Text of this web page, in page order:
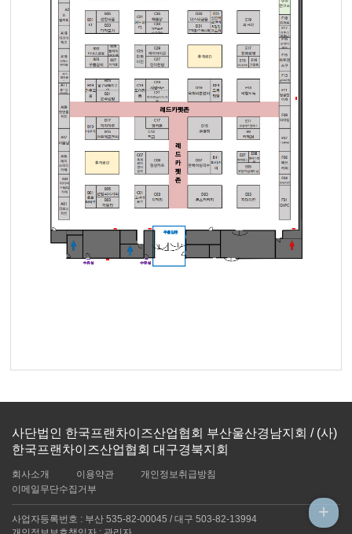
+
사단법인 한국프랜차이즈산업협회 부산울산경남지회 / (사)
한국프랜차이즈산업협회 대구경북지회
회사소개 이용약관
개인정보취급방침
이메일무단수집거부
사업자등록번호 : 부산 535-82-00045 / 대구 503-82-13994